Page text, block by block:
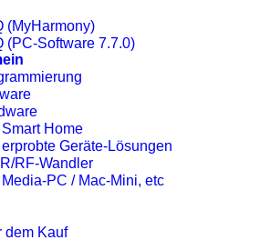
Software 7.7.0)
Home
Geräte-Lösungen
RF-Wandler
PC / Mac-Mini, etc
Kauf